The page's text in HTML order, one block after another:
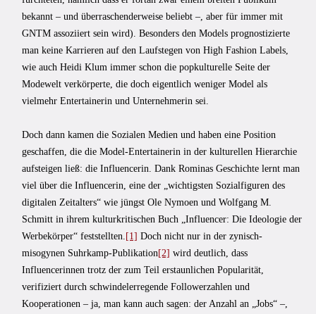
bekannt – und überraschenderweise beliebt –, aber für immer mit
GNTM assoziiert sein wird). Besonders den Models prognostizierte
man keine Karrieren auf den Laufstegen von High Fashion Labels,
wie auch Heidi Klum immer schon die popkulturelle Seite der
Modewelt verkörperte, die doch eigentlich weniger Model als
vielmehr Entertainerin und Unternehmerin sei.
Doch dann kamen die Sozialen Medien und haben eine Position
geschaffen, die die Model-Entertainerin in der kulturellen Hierarchie
aufsteigen ließ: die Influencerin. Dank Rominas Geschichte lernt man
viel über die Influencerin, eine der „wichtigsten Sozialfiguren des
digitalen Zeitalters“ wie jüngst Ole Nymoen und Wolfgang M.
Schmitt in ihrem kulturkritischen Buch „Influencer: Die Ideologie der
Werbekörper“ feststellten. [1] Doch nicht nur in der zynisch-
misogynen Suhrkamp-Publikation[2] wird deutlich, dass
Influencerinnen trotz der zum Teil erstaunlichen Popularität,
verifiziert durch schwindelerregende Followerzahlen und
Kooperationen – ja, man kann auch sagen: der Anzahl an „Jobs“ –,